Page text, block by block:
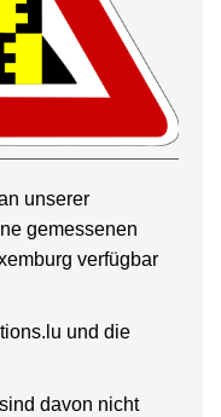
unserer
gemessenen
verfügbar
und die
davon nicht